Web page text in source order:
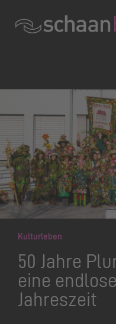
Kulturleben
50 Jahre
eine
Jahreszeit